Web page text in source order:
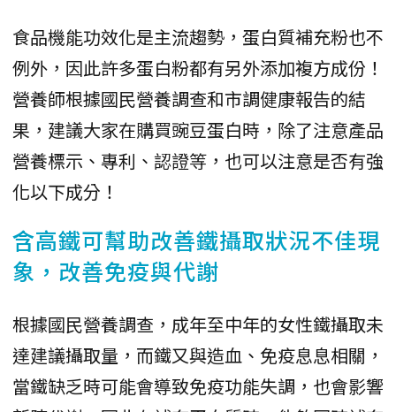
食品機能功效化是主流趨勢，蛋白質補充粉也不
例外，因此許多蛋白粉都有另外添加複方成份！
營養師根據國民營養調查和市調健康報告的結
果，建議大家在購買豌豆蛋白時，除了注意產品
營養標示、專利、認證等，也可以注意是否有強
化以下成分！
含高鐵可幫助改善鐵攝取狀況不佳現
象，改善免疫與代謝
根據國民營養調查，成年至中年的女性鐵攝取未
達建議攝取量，而鐵又與造血、免疫息息相關，
當鐵缺乏時可能會導致免疫功能失調，也會影響